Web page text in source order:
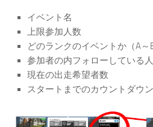
イベント名
上限参加人数
どのランクのイベントか（A～
参加者の内フォローしている
現在の出走希望者数
スタートまでのカウントダウン